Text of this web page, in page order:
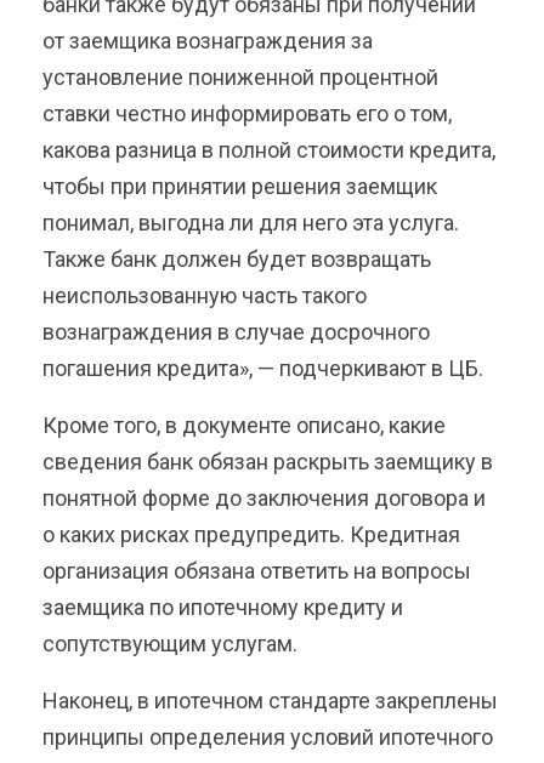
от заемщика вознаграждения за
установление пониженной процентной
ставки честно информировать его о том,
какова разница в полной стоимости кредита,
чтобы при принятии решения заемщик
понимал, выгодна ли для него эта услуга.
Также банк должен будет возвращать
неиспользованную часть такого
вознаграждения в случае досрочного
погашения кредита», — подчеркивают в ЦБ.
Кроме того, в документе описано, какие
сведения банк обязан раскрыть заемщику в
понятной форме до заключения договора и
о каких рисках предупредить. Кредитная
организация обязана ответить на вопросы
заемщика по ипотечному кредиту и
сопутствующим услугам.
Наконец, в ипотечном стандарте закреплены
принципы определения условий ипотечного